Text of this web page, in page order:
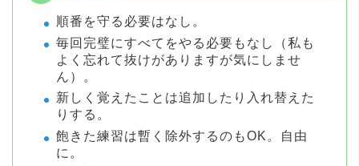
順番を守る必要はなし。
毎回完璧にすべてをやる必要もなし（私も
よく忘れて抜けがありますが気にしませ
ん）。
新しく覚えたことは追加したり入れ替えた
りする。
飽きた練習は暫く除外するのもOK。自由
に。